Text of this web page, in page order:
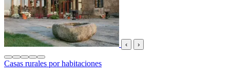
‹ ›
Casas rurales por habitaciones